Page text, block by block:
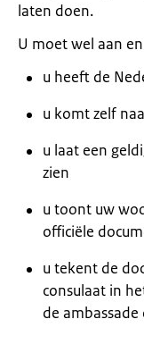
laten doen.
U moet wel aan
u heeft de
u komt zelf
u laat een
zien
u toont uw
officiële
u tekent de
consulaat in
de